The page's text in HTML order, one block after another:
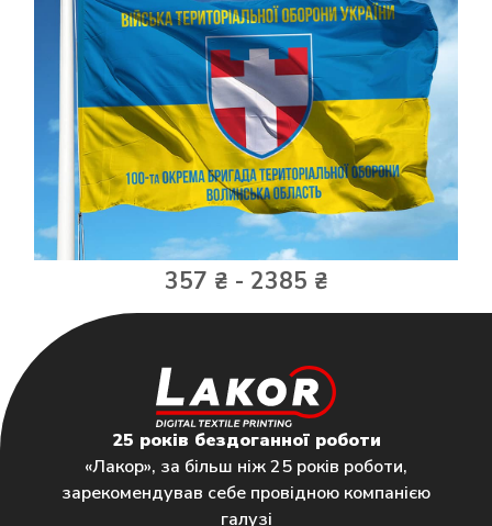
357 ₴ - 2385 ₴
25 років бездоганної роботи
«Лакор», за більш ніж 25 років роботи,
зарекомендував себе провідною компанією
галузі